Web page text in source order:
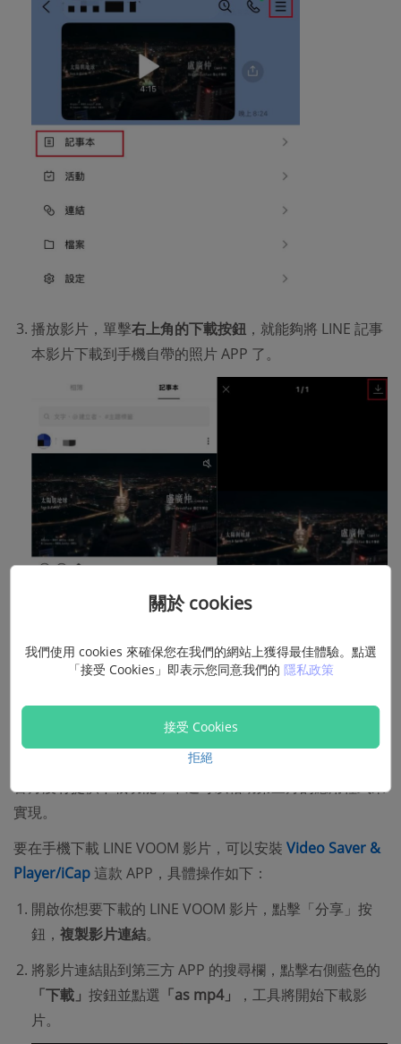
播放影片，單擊右上角的下載按鈕 ，就能夠將 LINE 記事
本影片下載到手機自帶的照片 APP 了。
影片下載手機
有些想珍藏的影片被上傳到 LINE VOOM 了，或是在上面看
到喜歡的短片，該如何將 LINE VOOM 影片下載呢？
官方沒有提供下載功能，不過可以藉助第三方的應用程式來
實現。
要在手機下載 LINE VOOM 影片，可以安裝 Video Saver &
Player/iCap 這款 APP，具體操作如下：
開啟你想要下載的 LINE VOOM 影片，點擊「分享」按
鈕， 複製影片連結。
將影片連結貼到第三方 APP 的搜尋欄，點擊右側藍色的
「下載」 按鈕並點選 「as mp4」
，工具將開始下載影
片。
關於 cookies
我們使用 cookies 來確保您在我們的網站上獲得最佳體驗。點選
「接受 Cookies」即表示您同意我們的 隱私政策
接受 Cookies
拒絕